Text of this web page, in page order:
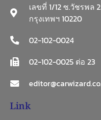
เลขที่ 1/12 ซ.วัชรพล
กรุงเทพฯ 10220
02-102-0024
02-102-0025 ต่อ 23
Link